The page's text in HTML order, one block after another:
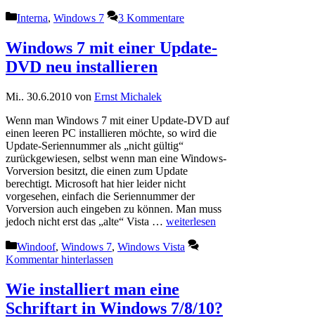
Kategorien
Interna, Windows 7 3 Kommentare
Windows 7 mit einer Update-
DVD neu installieren
Mi.. 30.6.2010 von Ernst Michalek
Wenn man Windows 7 mit einer Update-DVD auf
einen leeren PC installieren möchte, so wird die
Update-Seriennummer als „nicht gültig“
zurückgewiesen, selbst wenn man eine Windows-
Vorversion besitzt, die einen zum Update
berechtigt. Microsoft hat hier leider nicht
vorgesehen, einfach die Seriennummer der
Vorversion auch eingeben zu können. Man muss
jedoch nicht erst das „alte“ Vista … weiterlesen
Kategorien
Windoof, Windows 7, Windows Vista
Kommentar hinterlassen
Wie installiert man eine
Schriftart in Windows 7/8/10?